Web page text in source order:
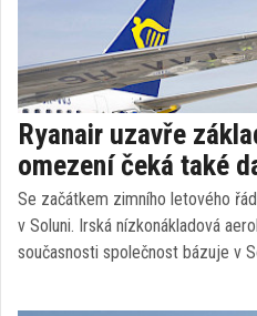
Ryanair uzavře
omezení čeká také
Se začátkem zimního letového
v Soluni. Irská nízkonákladová
současnosti společnost bázuje v